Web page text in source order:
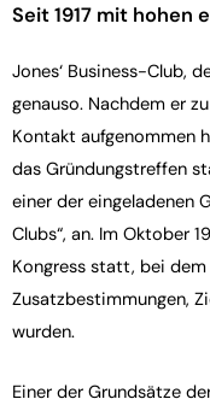
Seit 1917 mit hohen
Jones‘ Business-Club,
genauso. Nachdem er
Kontakt aufgenommen
das Gründungstreffen
einer der eingeladenen
Clubs“, an. Im Oktober
Kongress statt, bei
Zusatzbestimmungen,
wurden.
Einer der Grundsätze